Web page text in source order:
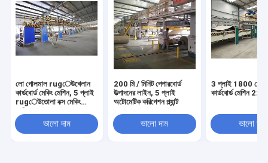
লো গোলমাল rugেউখেলান
কার্ডবোর্ড মেকিং মেশিন, 5 প্লাই
rugেউতোলা বক্স মেকিং
ভালো দাম
200 মি / মিনিট পেপারবোর্ড
উত্পাদনের লাইন, 5 প্লাই
অটোমেটিক করিগেশন প্ল্যান্ট
ভালো দাম
3 প্লাই 1800
কার্ডবোর্ড মেশিন
ভালো দাম